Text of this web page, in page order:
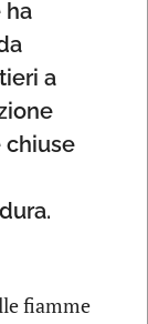
ha
a
chiuse
fiamme